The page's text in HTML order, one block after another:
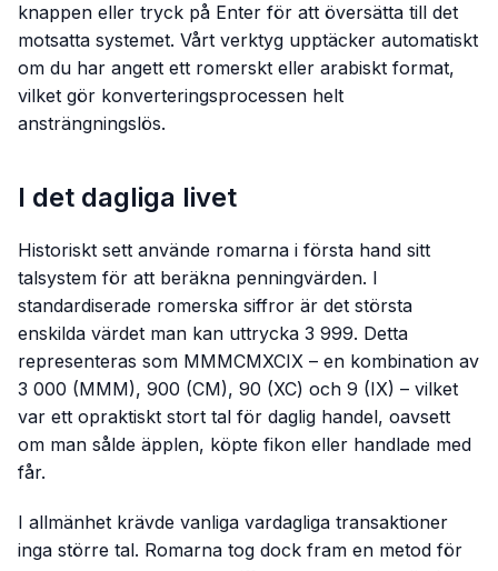
knappen eller tryck på Enter för att översätta till det
motsatta systemet. Vårt verktyg upptäcker automatiskt
om du har angett ett romerskt eller arabiskt format,
vilket gör konverteringsprocessen helt
ansträngningslös.
I det dagliga livet
Historiskt sett använde romarna i första hand sitt
talsystem för att beräkna penningvärden. I
standardiserade romerska siffror är det största
enskilda värdet man kan uttrycka 3 999. Detta
representeras som MMMCMXCIX – en kombination av
3 000 (MMM), 900 (CM), 90 (XC) och 9 (IX) – vilket
var ett opraktiskt stort tal för daglig handel, oavsett
om man sålde äpplen, köpte fikon eller handlade med
får.
I allmänhet krävde vanliga vardagliga transaktioner
inga större tal. Romarna tog dock fram en metod för